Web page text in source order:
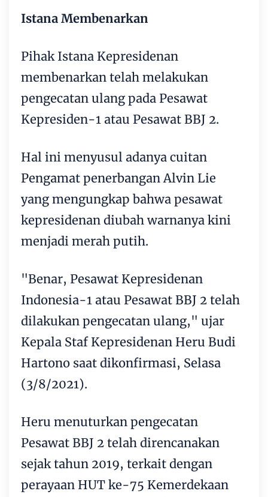
Istana Membenarkan
Pihak Istana Kepresidenan
membenarkan telah melakukan
pengecatan ulang pada Pesawat
Kepresiden-1 atau Pesawat BBJ 2.
Hal ini menyusul adanya cuitan
Pengamat penerbangan Alvin Lie
yang mengungkap bahwa pesawat
kepresidenan diubah warnanya kini
menjadi merah putih.
"Benar, Pesawat Kepresidenan
Indonesia-1 atau Pesawat BBJ 2 telah
dilakukan pengecatan ulang," ujar
Kepala Staf Kepresidenan Heru Budi
Hartono saat dikonfirmasi, Selasa
(3/8/2021).
Heru menuturkan pengecatan
Pesawat BBJ 2 telah direncanakan
sejak tahun 2019, terkait dengan
perayaan HUT ke-75 Kemerdekaan